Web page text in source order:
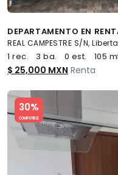
REAL CAMPESTRE S/N,
1 rec. 3 ba. 0 est. 105
$ 25,000 MXN Renta
30%
COMPATIBLE
Slide 1 of 5